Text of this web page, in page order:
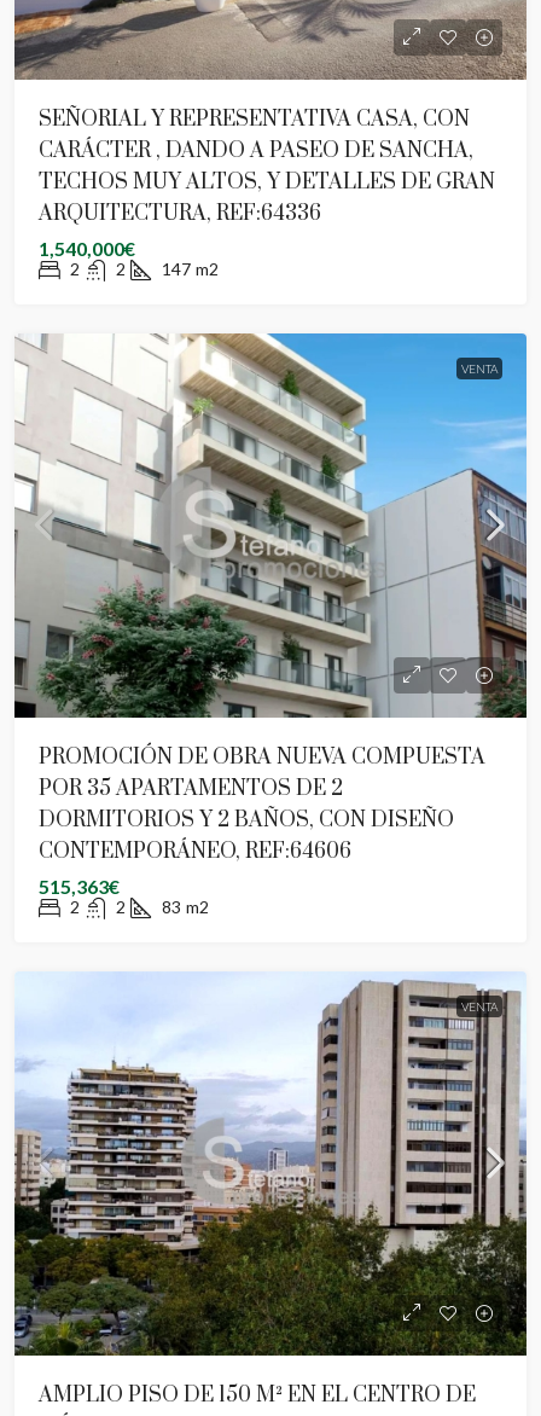
SEÑORIAL Y REPRESENTATIVA CASA, CON
CARÁCTER , DANDO A PASEO DE SANCHA,
TECHOS MUY ALTOS, Y DETALLES DE GRAN
ARQUITECTURA, REF:64336
1,540,000€
2 2 147 m2
VENTA
PROMOCIÓN DE OBRA NUEVA COMPUESTA
POR 35 APARTAMENTOS DE 2
DORMITORIOS Y 2 BAÑOS, CON DISEÑO
CONTEMPORÁNEO, REF:64606
515,363€
2 2 83 m2
VENTA
AMPLIO PISO DE 150 M² EN EL CENTRO DE